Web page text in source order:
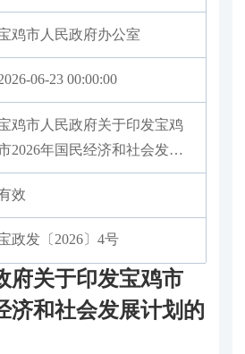
鸡市人民政府办公室
06-23 00:00:00
鸡市人民政府关于印发宝鸡
2026年国民经济和社会发展
划的通知
效
政发〔2026〕4号
府关于印发宝鸡市
济和社会发展计划的